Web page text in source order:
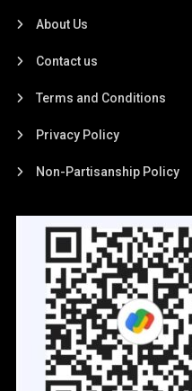
About Us
Contact us
Terms and Conditions
Privacy Policy
Non-Partisanship Policy